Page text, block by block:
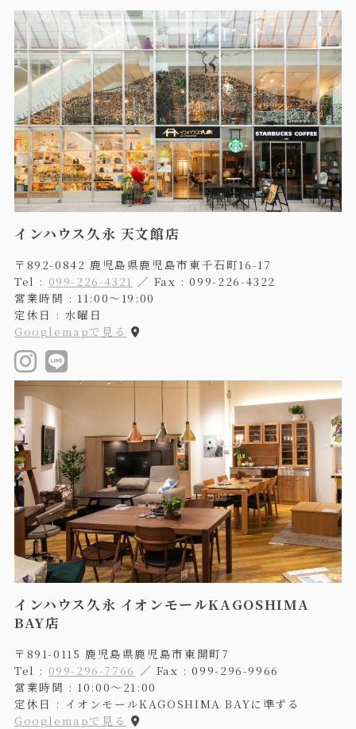
インハウス久永 天文館店
〒892-0842 鹿児島県鹿児島市東千石町16-17
Tel : 099-226-4321 ／ Fax : 099-226-4322
営業時間 : 11:00〜19:00
定休日 : 水曜日
Googlemapで見る
インハウス久永 イオンモールKAGOSHIMA
BAY店
〒891-0115 鹿児島県鹿児島市東開町7
Tel : 099-296-7766 ／ Fax : 099-296-9966
営業時間 : 10:00〜21:00
定休日 : イオンモールKAGOSHIMA BAYに準ずる
Googlemapで見る